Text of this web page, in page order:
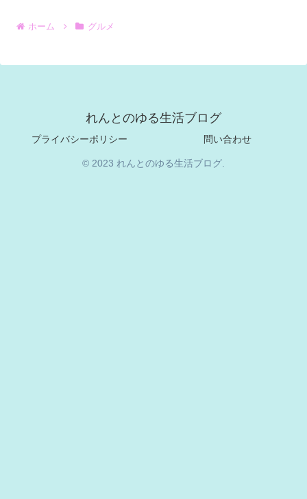
ホーム グルメ
れんとのゆる生活ブログ
プライバシーポリシー 問い合わせ
© 2023 れんとのゆる生活ブログ.